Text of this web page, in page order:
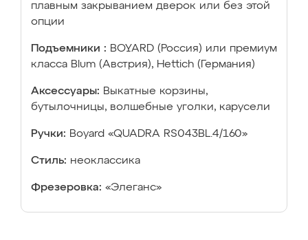
плавным закрыванием дверок или без этой
опции
Подъемники : BOYARD (Россия) или премиум
класса Blum (Австрия), Hettich (Германия)
Аксессуары: Выкатные корзины,
бутылочницы, волшебные уголки, карусели
Ручки: Boyard «QUADRA RS043BL.4/160»
Стиль: неоклассика
Фрезеровка: «Элеганс»